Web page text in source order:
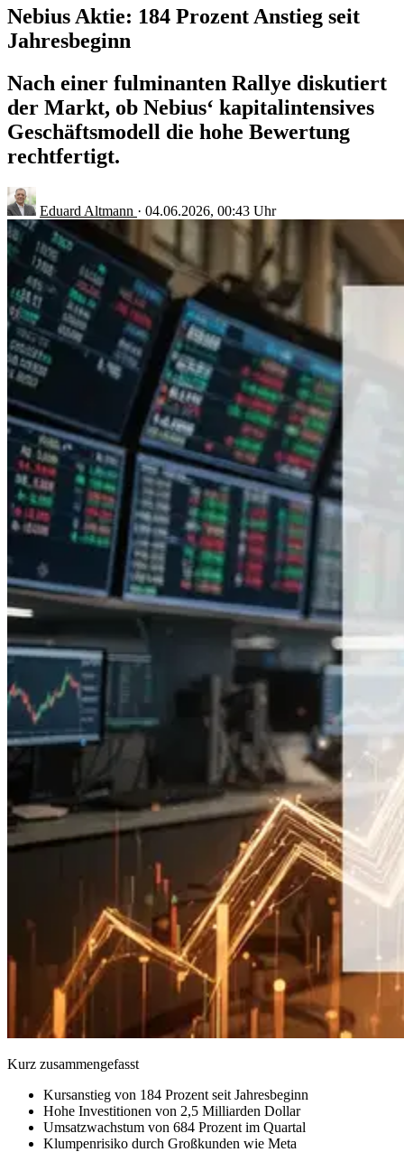
Nebius Aktie: 184 Prozent Anstieg seit
Jahresbeginn
Nach einer fulminanten Rallye diskutiert
der Markt, ob Nebius‘ kapitalintensives
Geschäftsmodell die hohe Bewertung
rechtfertigt.
Eduard Altmann · 04.06.2026, 00:43 Uhr
Kurz zusammengefasst
Kursanstieg von 184 Prozent seit Jahresbeginn
Hohe Investitionen von 2,5 Milliarden Dollar
Umsatzwachstum von 684 Prozent im Quartal
Klumpenrisiko durch Großkunden wie Meta